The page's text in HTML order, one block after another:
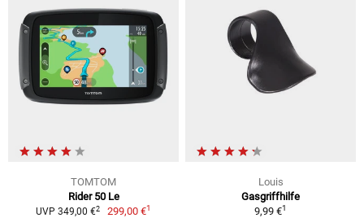
TOMTOM
Rider 50 Le
UVP 349,00 €2 299,00 €1
Louis
Gasgriffhilfe
9,99 €1